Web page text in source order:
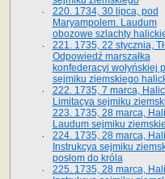
220. 1734, 30 lipca, pod
Maryampolem. Laudum
obozowe szlachty
221. 1735, 22 stycznia,
Odpowiedź marszałka
konfederacyi wołyńskiej
sejmiku ziemskiego
222. 1735, 7 marca,
Limitacya sejmiku
223. 1735, 28 marca,
Laudum sejmiku
224. 1735, 28 marca,
Instrukcya sejmiku
posłom do króla
225. 1735, 28 marca,